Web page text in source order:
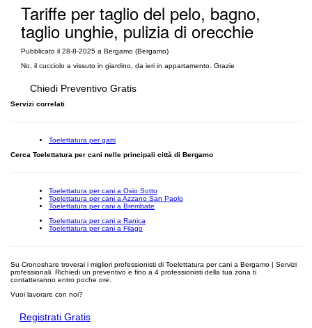
Tariffe per taglio del pelo, bagno,
taglio unghie, pulizia di orecchie
Pubblicato il 28-8-2025 a Bergamo (Bergamo)
No, il cucciolo a vissuto in giardino, da ieri in appartamento. Grazie
Chiedi Preventivo Gratis
Servizi correlati
Toelettatura per gatti
Cerca Toelettatura per cani nelle principali città di Bergamo
Toelettatura per cani a Osio Sotto
Toelettatura per cani a Azzano San Paolo
Toelettatura per cani a Brembate
Toelettatura per cani a Ranica
Toelettatura per cani a Filago
Su Cronoshare troverai i migliori professionisti di Toelettatura per cani a Bergamo | Servizi
professionali. Richiedi un preventivo e fino a 4 professionisti della tua zona ti
contatteranno entro poche ore.
Vuoi lavorare con noi?
Registrati Gratis